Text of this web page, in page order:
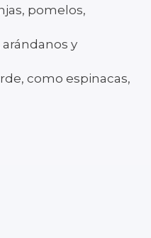
pomelos,
arándanos y
como espinacas,